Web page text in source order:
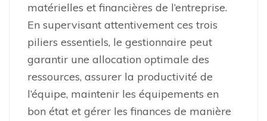
matérielles et financières de l’entreprise.
En supervisant attentivement ces trois
piliers essentiels, le gestionnaire peut
garantir une allocation optimale des
ressources, assurer la productivité de
l’équipe, maintenir les équipements en
bon état et gérer les finances de manière